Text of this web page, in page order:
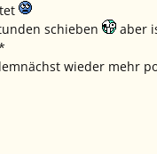
schieben
aber
wieder mehr